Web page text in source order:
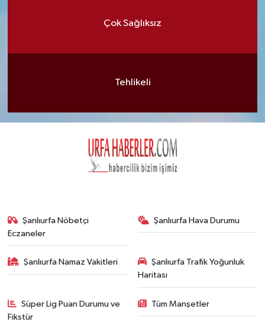
Çok Sağlıksız
Tehlikeli
Şanlıurfa Nöbetçi
Eczaneler
Şanlıurfa Hava Durumu
Şanlıurfa Namaz Vakitleri
Şanlıurfa Trafik Yoğunluk
Haritası
Süper Lig Puan Durumu ve
Fikstür
Tüm Manşetler